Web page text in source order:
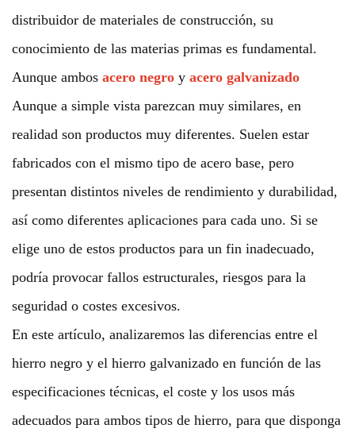
distribuidor de materiales de construcción, su
conocimiento de las materias primas es fundamental.
Aunque ambos acero negro y acero galvanizado
Aunque a simple vista parezcan muy similares, en
realidad son productos muy diferentes. Suelen estar
fabricados con el mismo tipo de acero base, pero
presentan distintos niveles de rendimiento y durabilidad,
así como diferentes aplicaciones para cada uno. Si se
elige uno de estos productos para un fin inadecuado,
podría provocar fallos estructurales, riesgos para la
seguridad o costes excesivos.
En este artículo, analizaremos las diferencias entre el
hierro negro y el hierro galvanizado en función de las
especificaciones técnicas, el coste y los usos más
adecuados para ambos tipos de hierro, para que disponga